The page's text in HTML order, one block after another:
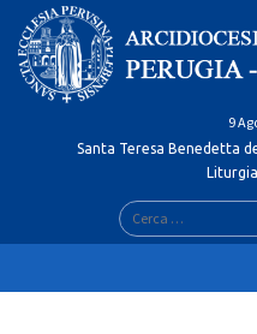
Skip
content
9
Santa Teresa Benedetta
Ricerca
per: